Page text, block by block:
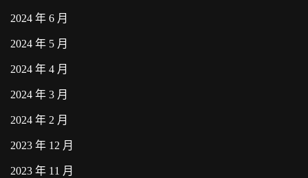
2024 年 6 月
2024 年 5 月
2024 年 4 月
2024 年 3 月
2024 年 2 月
2023 年 12 月
2023 年 11 月